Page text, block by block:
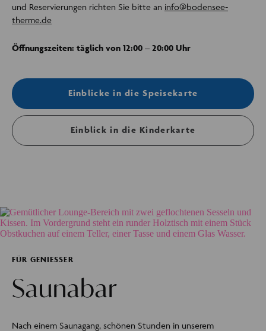
und Reservierungen richten Sie bitte an info@bodensee-
therme.de
Öffnungszeiten: täglich von 12:00 – 20:00 Uhr
Einblicke in die Speisekarte
Einblick in die Kinderkarte
FÜR GENIESSER
Saunabar
Nach einem Saunagang, schönen Stunden in unserem